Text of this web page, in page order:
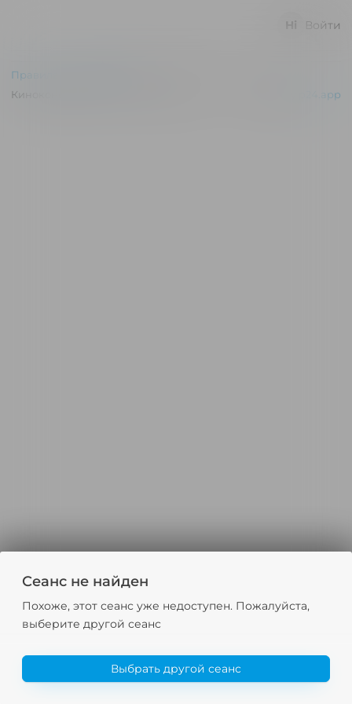
Войти
Правила и соглашения
Киноконцертный зал "Эльдар" © 2026
p24.app
Сеанс не найден
Похоже, этот сеанс уже недоступен. Пожалуйста,
выберите другой сеанс
Выбрать другой сеанс